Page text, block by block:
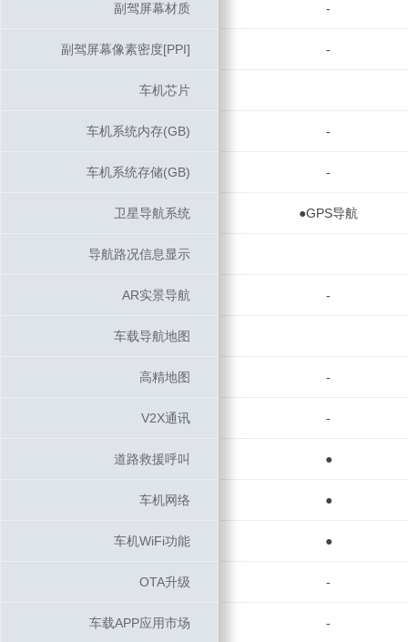
副驾屏幕材质 -
副驾屏幕像素密度[PPI] -
车机芯片
车机系统内存(GB) -
车机系统存储(GB) -
卫星导航系统 ●GPS导航
导航路况信息显示
AR实景导航 -
车载导航地图
高精地图 -
V2X通讯 -
道路救援呼叫 ●
车机网络 ●
车机WiFi功能 ●
OTA升级 -
车载APP应用市场 -
副驾屏幕材质
副驾屏幕像素密度[PPI]
车机芯片
车机系统内存(GB)
车机系统存储(GB)
卫星导航系统
导航路况信息显示
AR实景导航
车载导航地图
高精地图
V2X通讯
道路救援呼叫
车机网络
车机WiFi功能
OTA升级
车载APP应用市场